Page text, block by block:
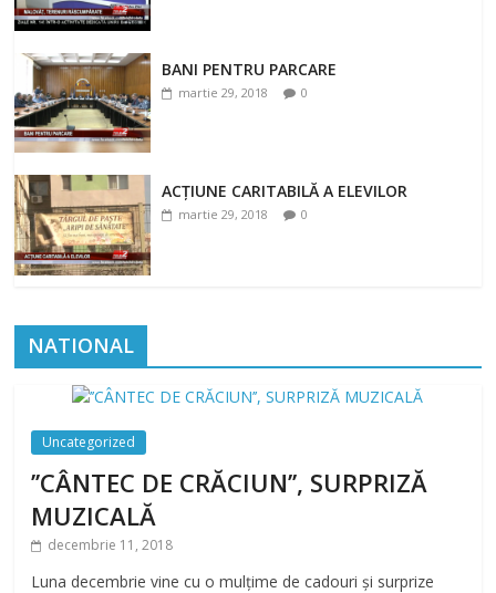
BANI PENTRU PARCARE
martie 29, 2018 0
ACȚIUNE CARITABILĂ A ELEVILOR
martie 29, 2018 0
NATIONAL
Uncategorized
’’CÂNTEC DE CRĂCIUN’’, SURPRIZĂ
MUZICALĂ
decembrie 11, 2018
Luna decembrie vine cu o mulțime de cadouri și surprize